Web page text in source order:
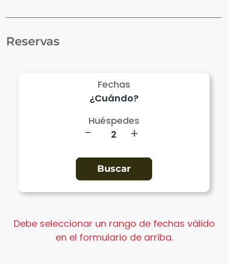
Reservas
Fechas
Huéspedes
- +
Debe seleccionar un rango de fechas válido
en el formulario de arriba.